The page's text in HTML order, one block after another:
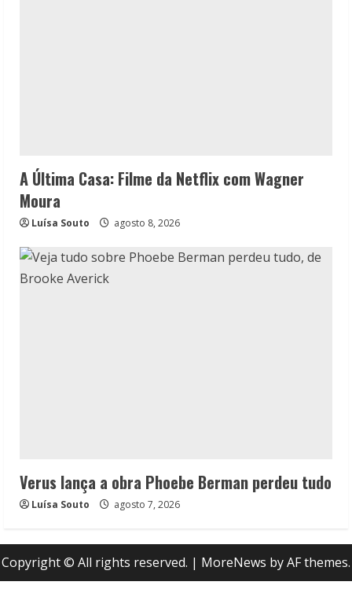
A Última Casa: Filme da Netflix com Wagner
Moura
Luísa Souto agosto 8, 2026
Verus lança a obra Phoebe Berman perdeu tudo
Luísa Souto agosto 7, 2026
Copyright © All rights reserved. | MoreNews by AF themes.